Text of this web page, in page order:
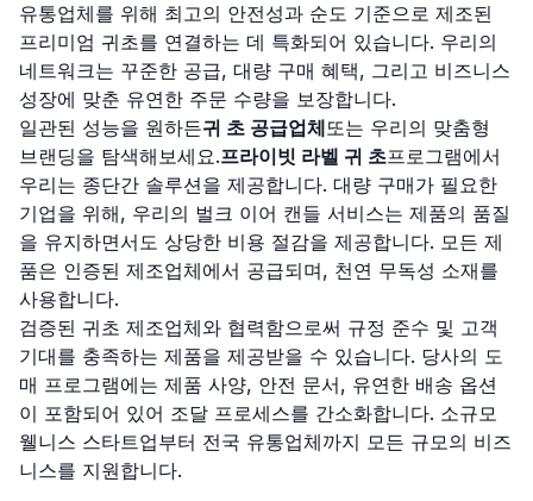
유통업체를 위해 최고의 안전성과 순도 기준으로 제조된
프리미엄 귀초를 연결하는 데 특화되어 있습니다. 우리의
네트워크는 꾸준한 공급, 대량 구매 혜택, 그리고 비즈니스
성장에 맞춘 유연한 주문 수량을 보장합니다.
일관된 성능을 원하든귀 초 공급업체또는 우리의 맞춤형
브랜딩을 탐색해보세요.프라이빗 라벨 귀 초프로그램에서
우리는 종단간 솔루션을 제공합니다. 대량 구매가 필요한
기업을 위해, 우리의 벌크 이어 캔들 서비스는 제품의 품질
을 유지하면서도 상당한 비용 절감을 제공합니다. 모든 제
품은 인증된 제조업체에서 공급되며, 천연 무독성 소재를
사용합니다.
검증된 귀초 제조업체와 협력함으로써 규정 준수 및 고객
기대를 충족하는 제품을 제공받을 수 있습니다. 당사의 도
매 프로그램에는 제품 사양, 안전 문서, 유연한 배송 옵션
이 포함되어 있어 조달 프로세스를 간소화합니다. 소규모
웰니스 스타트업부터 전국 유통업체까지 모든 규모의 비즈
니스를 지원합니다.